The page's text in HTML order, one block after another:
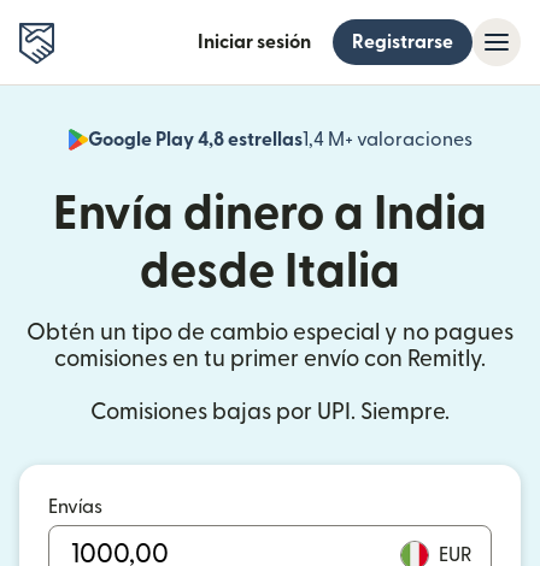
Iniciar sesión Registrarse
Google Play 4,8 estrellas1,4 M+ valoraciones
(se
Envía dinero a India
desde Italia
Obtén un tipo de cambio especial y no pagues
comisiones en tu primer envío con Remitly.
Comisiones bajas por UPI. Siempre.
Envías
EUR